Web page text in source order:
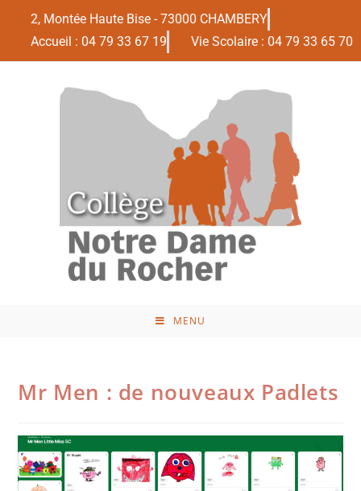
2, Montée Haute Bise - 73000 CHAMBERY
Accueil : 04 79 33 67 19
Vie Scolaire : 04 79 33 65 70
MENU
Mr Men : de nouveaux Padlets